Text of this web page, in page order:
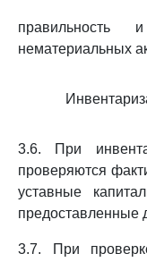
правильность
нематериальных
3.6. При
проверяются
уставные
предоставленные
3.7. При